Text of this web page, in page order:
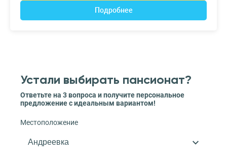
Подробнее
Устали выбирать пансионат?
Ответьте на 3 вопроса и получите персональное
предложение с идеальным вариантом!
Местоположение